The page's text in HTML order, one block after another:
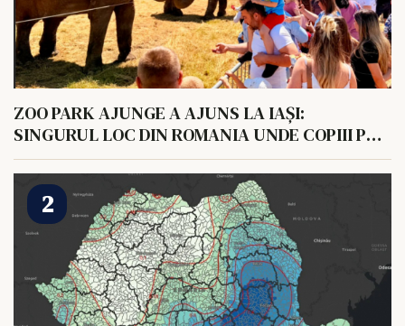
ZOO PARK AJUNGE A AJUNS LA IAȘI:
SINGURUL LOC DIN ROMANIA UNDE COPIII POT
HRANI UN ELEFANT